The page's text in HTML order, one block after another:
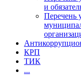
и
Перечень
КРП
ТИК
...